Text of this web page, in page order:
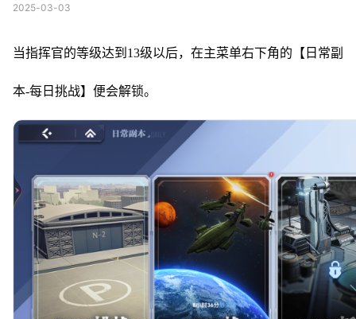
2025-03-03
当指挥官的等级达到13级以后，在主菜单右下角的【日常副
本-每日挑战】便会解锁。